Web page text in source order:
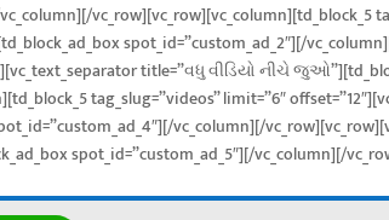
vc_row][vc_row][vc_column][td_block_5
spot_id=”custom_ad_2″][/
title=”વધુ વીડિયો નીચે
tag_slug=”videos” limit=”6″
vc_column][/
spot_id=”custom_ad_5″][/vc_column][/